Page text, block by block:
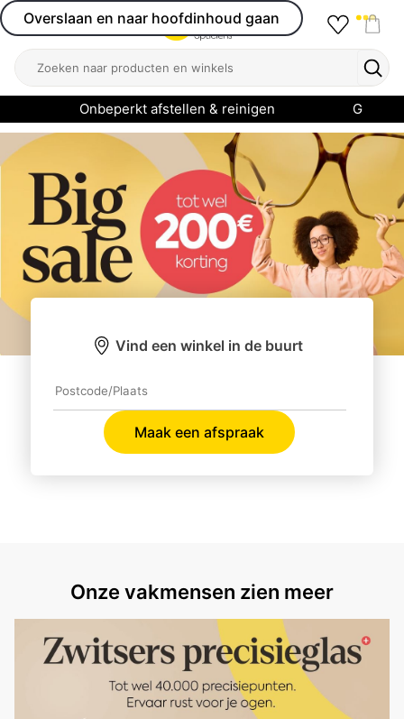
Overslaan en naar hoofdinhoud gaan
Open menu
Zoeken
Onbeperkt afstellen & reinigen
Home
Vind een winkel in de buurt
Maak een afspraak
Onze vakmensen zien meer